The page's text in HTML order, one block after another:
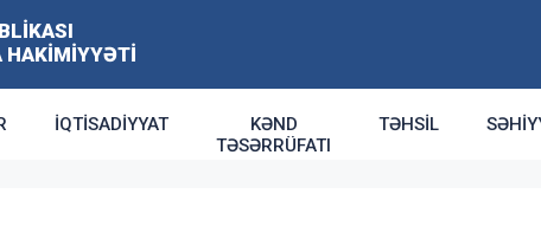
HAKIMIYYƏTI
İQTISADIYYAT
KƏND
TƏSƏRRÜFATI
TƏHSIL